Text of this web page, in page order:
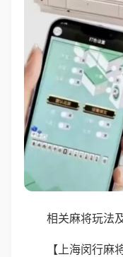
相关麻将玩法
【上海闵行